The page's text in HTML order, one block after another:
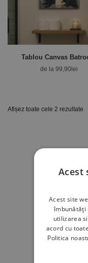
Tablou Canvas
de la 99,90 lei
Afișez toate cele 2 rezultate
Acest
Acest site
îmbunătăți
utilizarea
acord cu
Politica